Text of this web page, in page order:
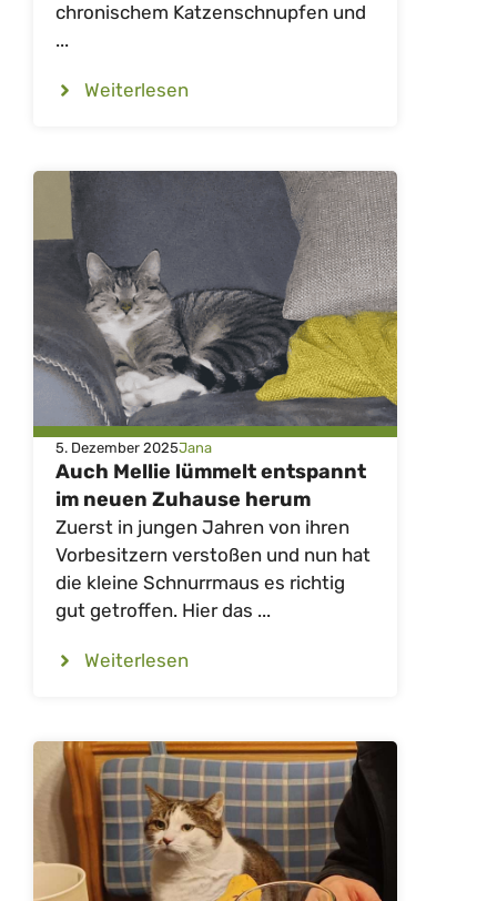
chronischem Katzenschnupfen und
...
Weiterlesen
5. Dezember 2025Jana
Auch Mellie lümmelt entspannt
im neuen Zuhause herum
Zuerst in jungen Jahren von ihren
Vorbesitzern verstoßen und nun hat
die kleine Schnurrmaus es richtig
gut getroffen. Hier das ...
Weiterlesen